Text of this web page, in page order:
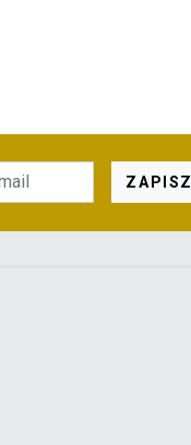
ZAPISZ